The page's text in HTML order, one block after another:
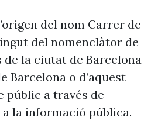
del nom Carrer de
del nomenclàtor de
de la ciutat de Barcelona
Barcelona o d’aquest
públic a través de
a la informació pública.